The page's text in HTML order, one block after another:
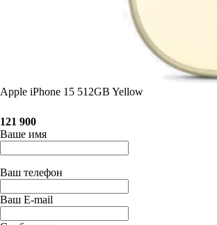
Apple iPhone 15 512GB Yellow
121 900
Ваше имя
Ваш телефон
Ваш E-mail